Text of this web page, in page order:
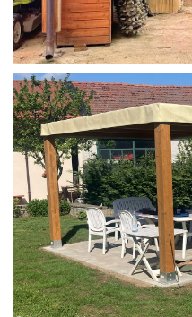
STRUTTURA IN LARICE U/
PERGOLA